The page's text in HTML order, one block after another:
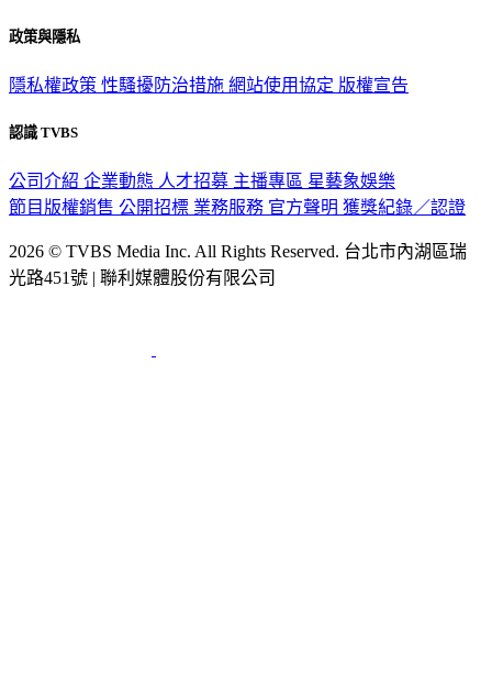
政策與隱私
隱私權政策 性騷擾防治措施 網站使用協定 版權宣告
認識 TVBS
公司介紹 企業動態 人才招募 主播專區 星藝象娛樂
節目版權銷售 公開招標 業務服務 官方聲明 獲獎紀錄／認證
2026 © TVBS Media Inc. All Rights Reserved. 台北市內湖區瑞
光路451號 | 聯利媒體股份有限公司